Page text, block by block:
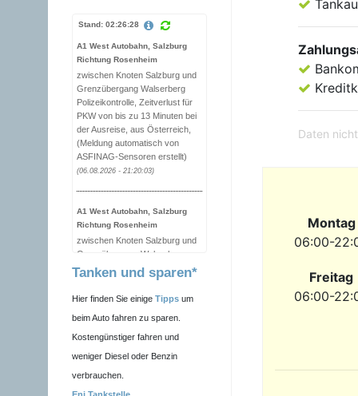
Stand: 02:26:28
A1 West Autobahn, Salzburg
Richtung Rosenheim
zwischen Knoten Salzburg und
Grenzübergang Walserberg
Polizeikontrolle, Zeitverlust für
PKW von bis zu 13 Minuten bei
der Ausreise, aus Österreich,
(Meldung automatisch von
ASFINAG-Sensoren erstellt)
(06.08.2026 - 21:20:03)
A1 West Autobahn, Salzburg
Richtung Rosenheim
zwischen Knoten Salzburg und
Grenzübergang Walserberg
Polizeikontrolle, Zeitverlust für
PKW von bis zu 7 Minuten bei
der Ausreise, aus Österreich,
ASFINAG-Sensoren erstellt)
(06.08.2026 - 21:10:01)
A1 West Autobahn, Salzburg
Richtung Rosenheim
Tanken und sparen*
Hier finden Sie einige Tipps um
beim Auto fahren zu sparen.
Kostengünstiger fahren und
weniger Diesel oder Benzin
verbrauchen.
Daten
Montag
06:00-
Freitag
06:00-